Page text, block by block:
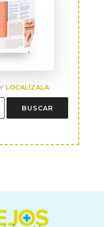
LOCALÍZALA:
BUSCAR